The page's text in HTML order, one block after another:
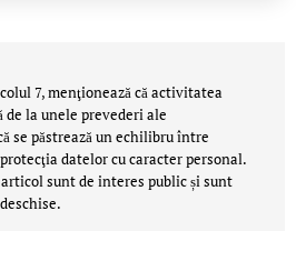
7, menţionează că activitatea
la unele prevederi ale
se păstrează un echilibru între
datelor cu caracter personal.
sunt de interes public și sunt